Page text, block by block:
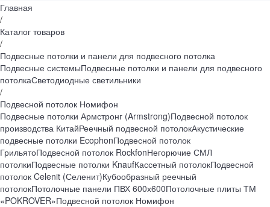
Главная
/
Каталог товаров
/
Подвесные потолки и панели для подвесного потолка
Подвесные системыПодвесные потолки и панели для подвесного
потолкаСветодиодные светильники
/
Подвесной потолок Номифон
Подвесные потолки Армстронг (Armstrong)Подвесной потолок
производства КитайРеечный подвесной потолокАкустические
подвесные потолки EcophonПодвесной потолок
ГрильятоПодвесной потолок RockfonНегорючие СМЛ
потолкиПодвесные потолки KnaufКассетный потолокПодвесной
потолок Celenit (Селенит)Кубообразный реечный
потолокПотолочные панели ПВХ 600х600Потолочные плиты ТМ
«POKROVER»Подвесной потолок Номифон